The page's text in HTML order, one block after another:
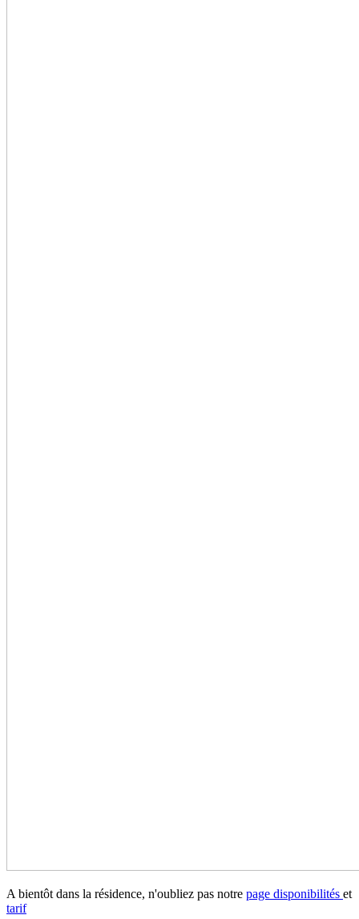
A bientôt dans la résidence, n'oubliez pas notre page disponibilités et
tarif